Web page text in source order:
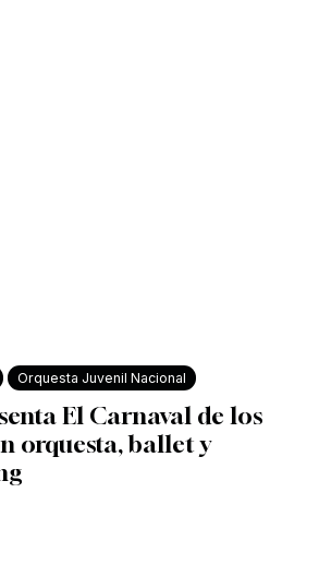
Orquesta Juvenil Nacional
El Carnaval de los
orquesta, ballet y